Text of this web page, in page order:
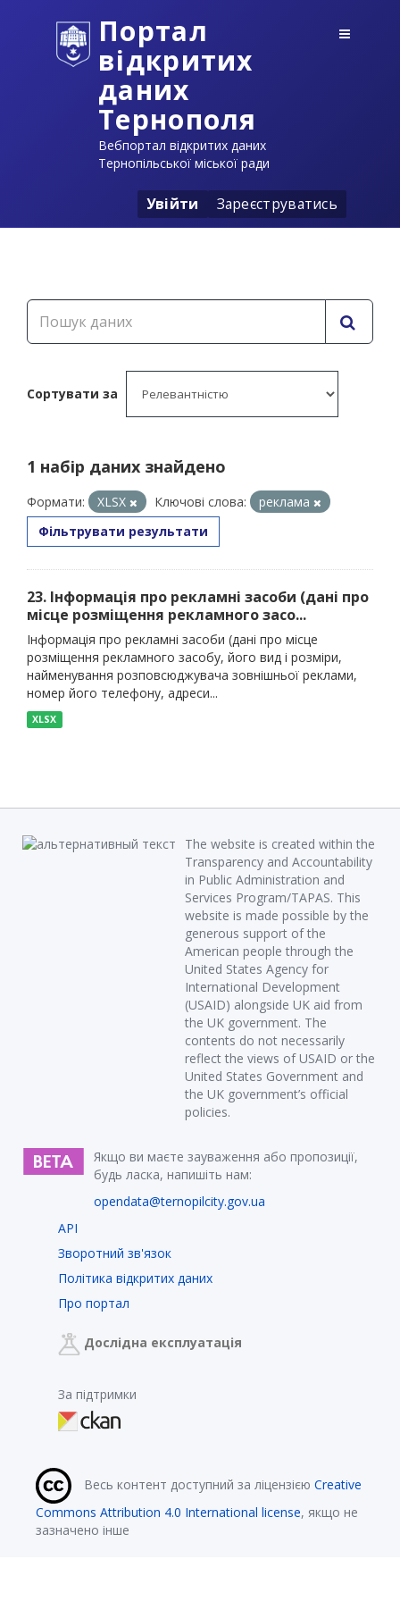
Портал
відкритих
даних
Тернополя
Вебпортал відкритих даних
Тернопільської міської ради
Увійти Зареєструватись
Сортувати за
1 набір даних знайдено
Формати: XLSX Ключові слова:
реклама
Фільтрувати результати
23. Інформація про рекламні засоби (дані про
місце розміщення рекламного засо...
Інформація про рекламні засоби (дані про місце
розміщення рекламного засобу, його вид і розміри,
найменування розповсюджувача зовнішньої реклами,
номер його телефону, адреси...
XLSX
The website is created within the
Transparency and Accountability
in Public Administration and
Services Program/TAPAS. This
website is made possible by the
generous support of the
American people through the
United States Agency for
International Development
(USAID) alongside UK aid from
the UK government. The
contents do not necessarily
reflect the views of USAID or the
United States Government and
the UK government’s official
policies.
Якщо ви маєте зауваження або пропозиції,
будь ласка, напишіть нам:
opendata@ternopilcity.gov.ua
API
Зворотний зв'язок
Політика відкритих даних
Про портал
Дослідна експлуатація
За підтримки
Весь контент доступний за ліцензією Creative
Commons Attribution 4.0 International license, якщо не
зазначено інше